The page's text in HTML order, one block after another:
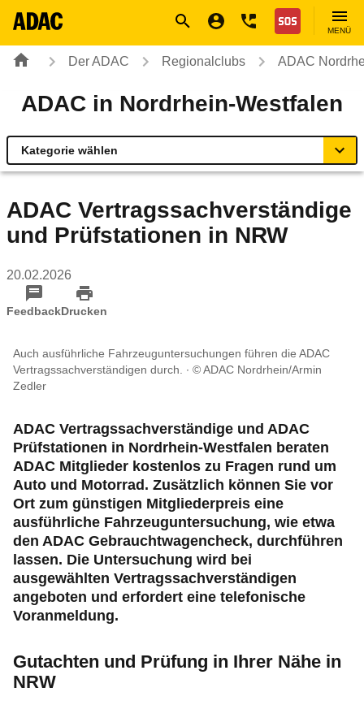
Nothilfe
MENÜ
Der ADAC Regionalclubs ADAC
ADAC in Nordrhein-Westfalen
Kategorie wählen
Rund ums Fahrzeug
Verkehr & Sicherheit
Recht & Rat
ADAC Vertragssachverständige
und Prüfstationen in NRW
20.02.2026
FeedbackDrucken
Auch ausführliche Fahrzeuguntersuchungen führen die ADAC
Vertragssachverständigen durch.
© ADAC Nordrhein/Armin
Zedler
ADAC Vertragssachverständige und ADAC
Prüfstationen in Nordrhein-Westfalen beraten
ADAC Mitglieder kostenlos zu Fragen rund um
Auto und Motorrad. Zusätzlich können Sie vor
Ort zum günstigen Mitgliederpreis eine
ausführliche Fahrzeuguntersuchung, wie etwa
den ADAC Gebrauchtwagencheck, durchführen
lassen. Die Untersuchung wird bei
ausgewählten Vertragssachverständigen
angeboten und erfordert eine telefonische
Voranmeldung.
Gutachten und Prüfung in Ihrer Nähe in
NRW